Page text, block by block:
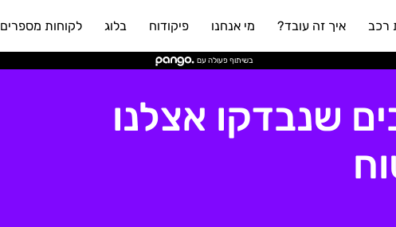
רכב איך זה עובד? מי אנחנו פיקודוח בלוג לקוחות מספרים
בשיתוף פעולה עם
שנבדקו אצלנו